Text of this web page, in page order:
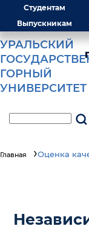
Студентам
Выпускникам
УРАЛЬСКИЙ
ГОРНЫЙ
УНИВЕРСИТЕТ
Главная Оценка